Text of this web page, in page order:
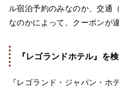
ル宿泊予約のみなのか、交通
なのかによって、クーポンが
『レゴランドホテル』を
『レゴランド・ジャパン・ホ